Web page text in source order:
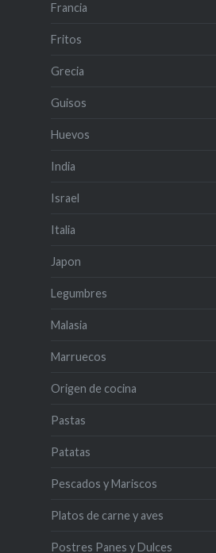
Francia
Fritos
Grecia
Guisos
Huevos
India
Israel
Italia
Japon
Legumbres
Malasia
Marruecos
Origen de cocina
Pastas
Patatas
Pescados y Mariscos
Platos de carne y aves
Postres Panes y Dulces